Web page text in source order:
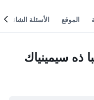
الموقع الأسئلة الشائعة
ذه سيمينياك